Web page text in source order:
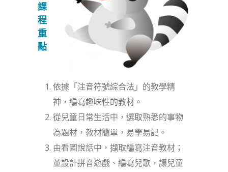
課
程
重
點
依據「注音符號綜合法」的教學精
神，編寫趣味性的教材。
從兒童日常生活中，選取熟悉的事物
為題材，教材簡單，易學易記。
由看圖說話中，擷取編寫注音教材；
並設計拼音遊戲、編寫兒歌，讓兒童